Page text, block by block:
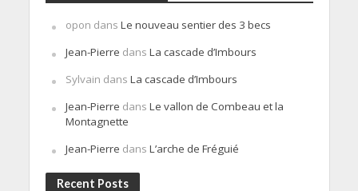
opon dans Le nouveau sentier des 3 becs
Jean-Pierre dans La cascade d’Imbours
Sylvain dans La cascade d’Imbours
Jean-Pierre dans Le vallon de Combeau et la
Montagnette
Jean-Pierre dans L’arche de Fréguié
Recent Posts